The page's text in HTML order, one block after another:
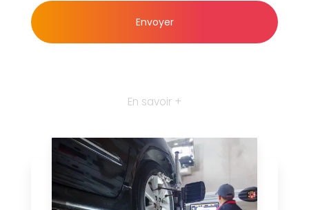
En savoir +